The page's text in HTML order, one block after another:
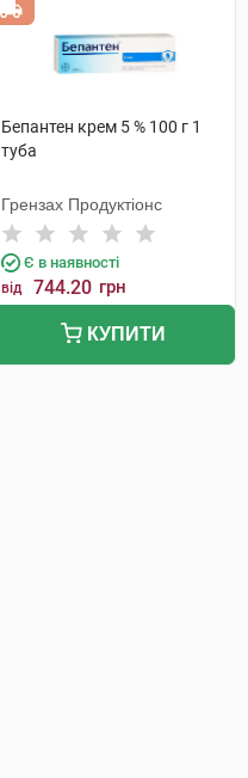
Бепантен крем 5 % 100 г 1
туба
Грензах Продуктіонс
Є в наявності
від 744.20 грн
КУПИТИ